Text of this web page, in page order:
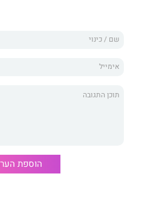
הישראלית.
ברק הוא חתן פרס ישראל לחקר
העליון וכנשיא בית המשפט העליון.
הוספת